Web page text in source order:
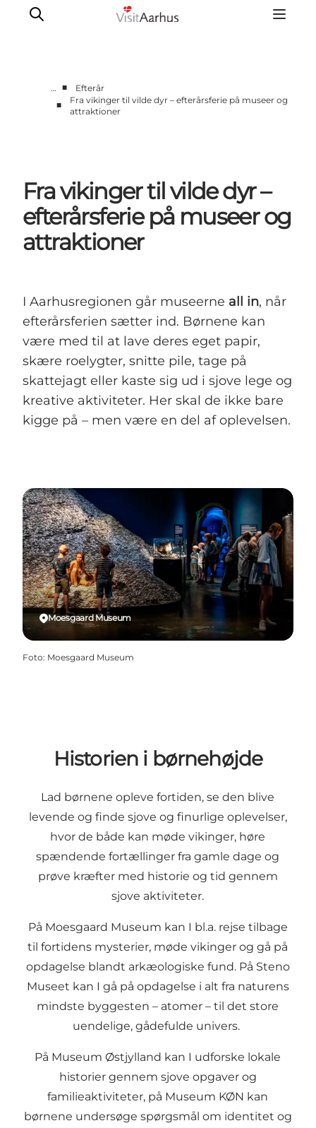
Oplevelser
Planlæg ferien
Transport
… ■
Efterår
■
Fra vikinger til vilde dyr – efterårsferie på museer og
attraktioner
Fra vikinger til vilde dyr –
efterårsferie på museer og
attraktioner
I Aarhusregionen går museerne all in, når
efterårsferien sætter ind. Børnene kan
være med til at lave deres eget papir,
skære roelygter, snitte pile, tage på
skattejagt eller kaste sig ud i sjove lege og
kreative aktiviteter. Her skal de ikke bare
kigge på – men være en del af oplevelsen.
Moesgaard Museum
Foto: Moesgaard Museum
Historien i børnehøjde
Lad børnene opleve fortiden, se den blive
levende og finde sjove og finurlige oplevelser,
hvor de både kan møde vikinger, høre
spændende fortællinger fra gamle dage og
prøve kræfter med historie og tid gennem
sjove aktiviteter.
På Moesgaard Museum kan I bl.a. rejse tilbage
til fortidens mysterier, møde vikinger og gå på
opdagelse blandt arkæologiske fund. På Steno
Museet kan I gå på opdagelse i alt fra naturens
mindste byggesten – atomer – til det store
uendelige, gådefulde univers.
På Museum Østjylland kan I udforske lokale
historier gennem sjove opgaver og
familieaktiviteter, på Museum KØN kan
børnene undersøge spørgsmål om identitet og